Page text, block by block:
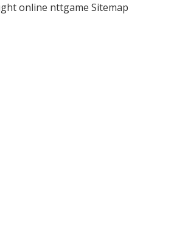
online nttgame Sitemap